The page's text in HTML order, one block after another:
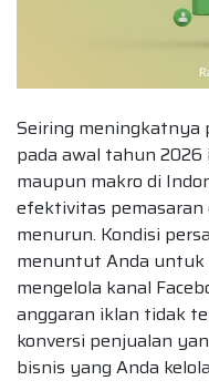
Seiring meningkatnya
pada awal tahun
maupun makro di
efektivitas
menurun. Kondisi
menuntut Anda untuk
mengelola kanal
anggaran iklan tidak
konversi penjualan
bisnis yang Anda